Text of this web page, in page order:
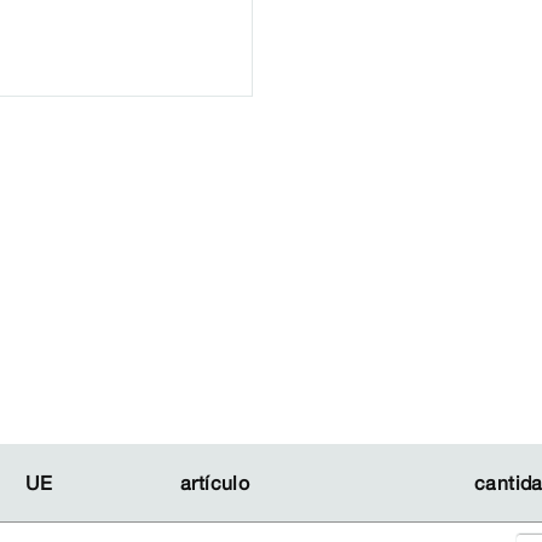
UE artículo
UE artículo